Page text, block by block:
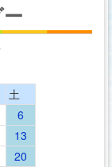
土
6
13
20